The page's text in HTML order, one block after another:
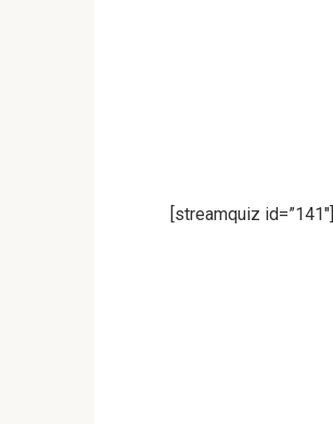
[streamquiz id=”141″]